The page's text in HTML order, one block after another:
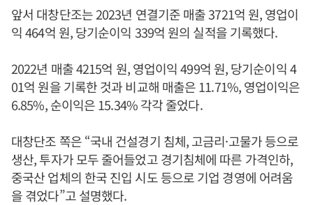
앞서 대창단조는 2023년 연결기준 매출 3721억 원, 영업이
익 464억 원, 당기순이익 339억 원의 실적을 기록했다.
2022년 매출 4215억 원, 영업이익 499억 원, 당기순이익 4
01억 원을 기록한 것과 비교해 매출은 11.71%, 영업이익은
6.85%, 순이익은 15.34% 각각 줄었다.
대창단조 쪽은 “국내 건설경기 침체, 고금리·고물가 등으로
생산, 투자가 모두 줄어들었고 경기침체에 따른 가격인하,
중국산 업체의 한국 진입 시도 등으로 기업 경영에 어려움
을 겪었다”고 설명했다.